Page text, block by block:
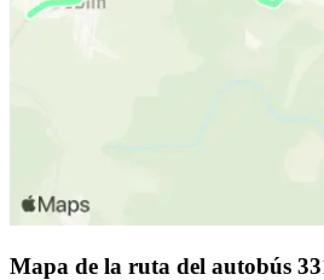
Mapa de la ruta del autobús